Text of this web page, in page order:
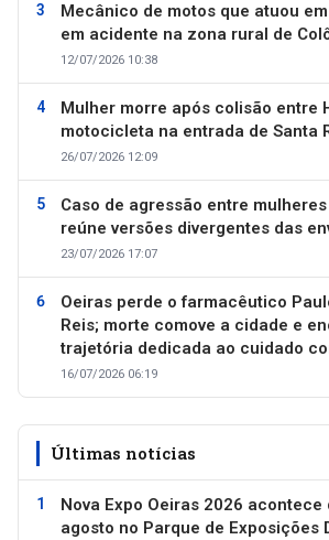
Mecânico de motos que atuou
em acidente na zona rural de
12/07/2026 10:38
Mulher morre após colisão entre
motocicleta na entrada de Santa
26/07/2026 12:09
Caso de agressão entre
reúne versões divergentes das
23/07/2026 17:07
Oeiras perde o farmacêutico
Reis; morte comove a cidade e
trajetória dedicada ao cuidado
16/07/2026 06:19
Últimas notícias
Nova Expo Oeiras 2026 acontece
agosto no Parque de Exposições